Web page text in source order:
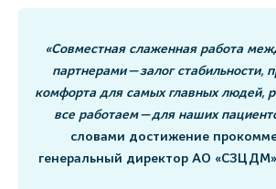
«Совместная слаженная работа
партнерами — залог стабильности,
комфорта для самых главных людей,
все работаем — для наших
словами достижение
генеральный директор АО